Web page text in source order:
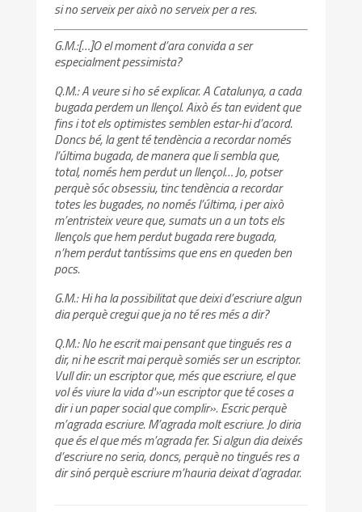
si no serveix per això no serveix per a res.
G.M.:[…]O el moment d’ara convida a ser
especialment pessimista?
Q.M.: A veure si ho sé explicar. A Catalunya, a cada
bugada perdem un llençol. Això és tan evident que
fins i tot els optimistes semblen estar-hi d’acord.
Doncs bé, la gent té tendència a recordar només
l’última bugada, de manera que li sembla que,
total, només hem perdut un llençol… Jo, potser
perquè sóc obsessiu, tinc tendència a recordar
totes les bugades, no només l’última, i per això
m’entristeix veure que, sumats un a un tots els
llençols que hem perdut bugada rere bugada,
n’hem perdut tantíssims que ens en queden ben
pocs.
G.M.: Hi ha la possibilitat que deixi d’escriure algun
dia perquè cregui que ja no té res més a dir?
Q.M.: No he escrit mai pensant que tingués res a
dir, ni he escrit mai perquè somiés ser un escriptor.
Vull dir: un escriptor que, més que escriure, el que
vol és viure la vida d'»un escriptor que té coses a
dir i un paper social que complir». Escric perquè
m’agrada escriure. M’agrada molt escriure. Jo diria
que és el que més m’agrada fer. Si algun dia deixés
d’escriure no seria, doncs, perquè no tingués res a
dir sinó perquè escriure m’hauria deixat d’agradar.